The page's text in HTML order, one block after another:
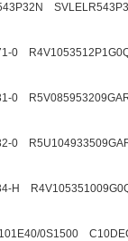
0
0
0
H
0S1500